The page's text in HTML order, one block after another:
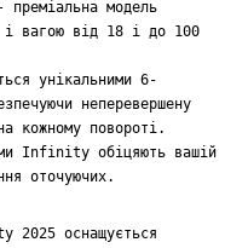
преміальна модель
вагою від 18 і до 100
унікальними 6-
неперевершену
кожному повороті.
Infinity обіцяють вашій
оточуючих.
2025 оснащується